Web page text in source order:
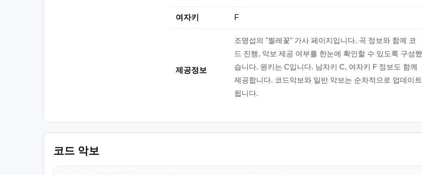
여자키 F
제공정보
조명섭의 "찔레꽃" 가사 페이지입니다. 곡 정보와 함께 코
드 진행, 악보 제공 여부를 한눈에 확인할 수 있도록 구성했
습니다. 원키는 C입니다. 남자키 C, 여자키 F 정보도 함께
제공합니다. 코드악보와 일반 악보는 순차적으로 업데이트
됩니다.
코드 악보